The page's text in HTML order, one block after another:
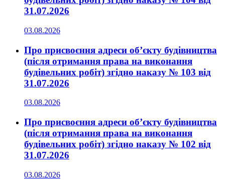
31.07.2026
03.08.2026
Про присвоєння адреси об’єкту будівництва
(після отримання права на виконання
будівельних робіт) згідно наказу № 103 від
31.07.2026
03.08.2026
Про присвоєння адреси об’єкту будівництва
(після отримання права на виконання
будівельних робіт) згідно наказу № 102 від
31.07.2026
03.08.2026